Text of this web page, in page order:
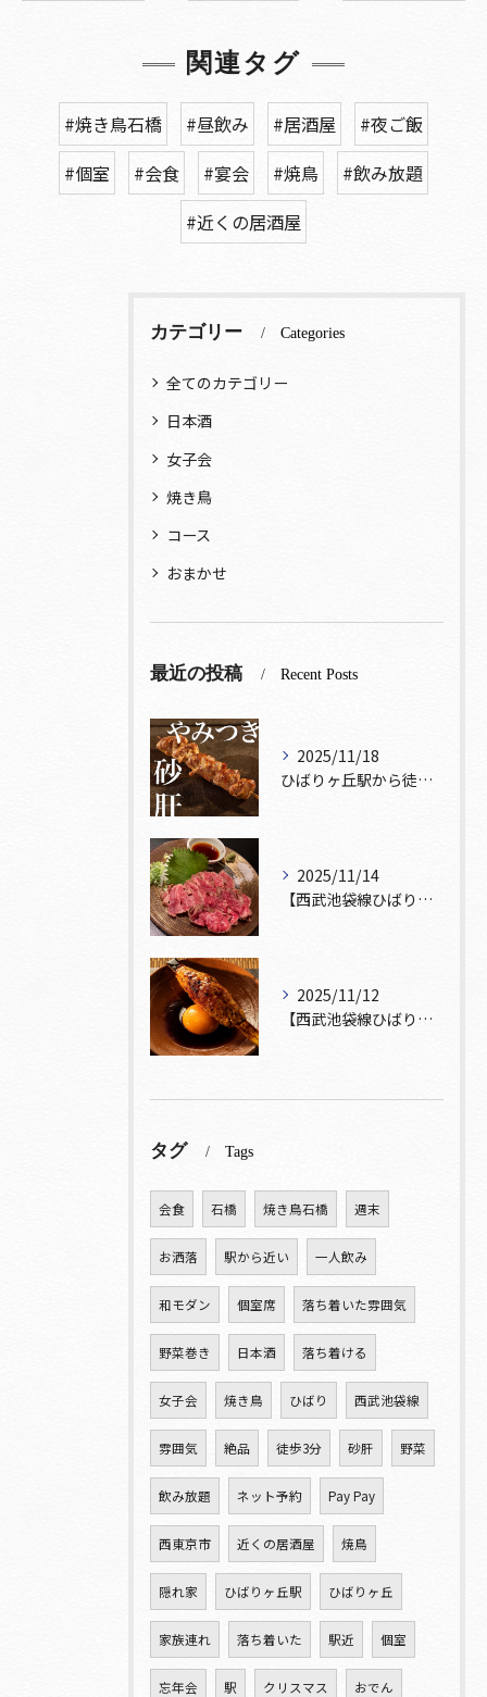
関連タグ
#焼き鳥石橋 #昼飲み #居酒屋
#夜ご飯
#個室
#会食 #宴会 #焼鳥
#飲み放題
#近くの居酒屋
カテゴリー Categories
全てのカテゴリー
日本酒
女子会
焼き鳥
コース
おまかせ
最近の投稿 Recent Posts
2025/11/18
ひばりヶ丘駅から徒歩5分🚶‍♀️雰囲気の良い居酒屋をお探しな...
2025/11/14
【西武池袋線ひばりヶ丘駅】から徒歩5分🚶
2025/11/12
【西武池袋線ひばりヶ丘駅】から徒歩5分圏内🚶‍♀️！
タグ Tags
会食 石橋 焼き鳥石橋 週末
お洒落 駅から近い 一人飲み
和モダン 個室席 落ち着いた雰囲気
野菜巻き 日本酒 落ち着ける
女子会 焼き鳥 ひばり 西武池袋線
雰囲気 絶品 徒歩3分 砂肝 野菜
飲み放題 ネット予約 Pay Pay
西東京市 近くの居酒屋 焼鳥
隠れ家 ひばりヶ丘駅 ひばりヶ丘
家族連れ 落ち着いた 駅近 個室
忘年会 駅 クリスマス おでん